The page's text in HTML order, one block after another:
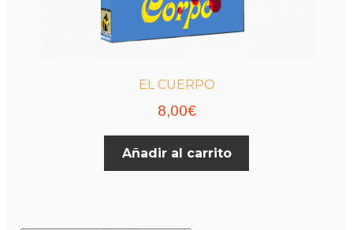
EL CUERPO
8,00€
Añadir al carrito